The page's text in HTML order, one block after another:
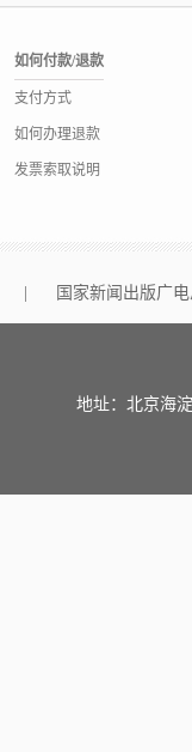
如何付款/退款
支付方式
如何办理退款
发票索取说明
国家新闻出版广
地址：北京海